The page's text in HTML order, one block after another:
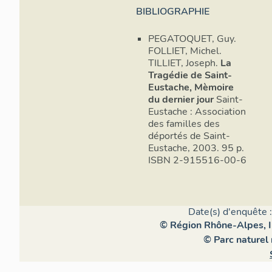
BIBLIOGRAPHIE
PEGATOQUET, Guy.
FOLLIET, Michel.
TILLIET, Joseph. La
Tragédie de Saint-
Eustache, Mèmoire
du dernier jour Saint-
Eustache : Association
des familles des
déportés de Saint-
Eustache, 2003. 95 p.
ISBN 2-915516-00-6
Date(s) d'enquête
© Région Rhône-Alpes,
© Parc naturel